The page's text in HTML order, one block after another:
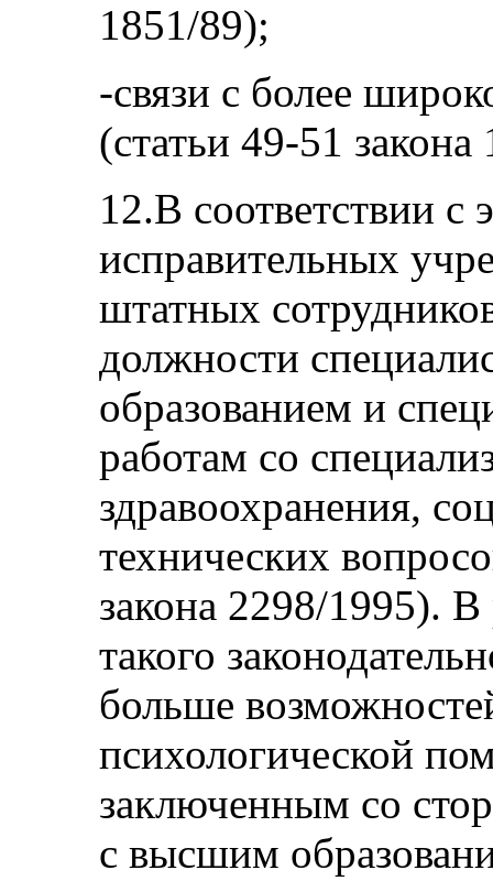
1851/89);
-связи с более
(статьи 49-51
12.В соответствии с
исправительных
штатных
должности
образованием и
работам со
здравоохранения,
технических
закона 2298/1995). В
такого
больше
психологической
заключенным со
с высшим